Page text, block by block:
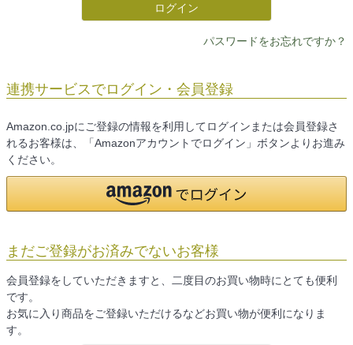
ログイン
パスワードをお忘れですか？
連携サービスでログイン・会員登録
Amazon.co.jpにご登録の情報を利用してログインまたは会員登録さ
れるお客様は、「Amazonアカウントでログイン」ボタンよりお進み
ください。
まだご登録がお済みでないお客様
会員登録をしていただきますと、二度目のお買い物時にとても便利
です。
お気に入り商品をご登録いただけるなどお買い物が便利になりま
す。